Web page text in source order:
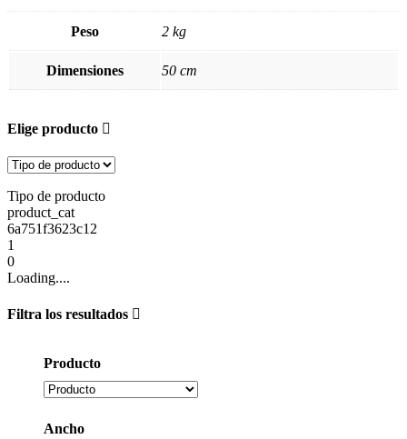
Peso 2 kg
Dimensiones 50 cm
Elige producto
Tipo de producto
product_cat
6a751f3623c12
1
0
Loading....
Filtra los resultados
Producto
Ancho